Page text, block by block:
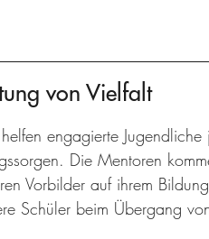
von Vielfalt
engagierte
Die Mentoren
Vorbilder auf ihrem
Schüler beim Übergang